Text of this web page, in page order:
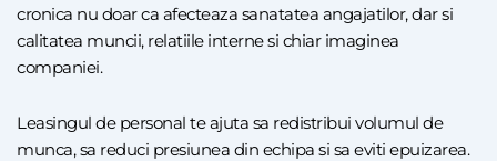
cronica nu doar ca afecteaza sanatatea angajatilor, dar si
calitatea muncii, relatiile interne si chiar imaginea
companiei.
Leasingul de personal te ajuta sa redistribui volumul de
munca, sa reduci presiunea din echipa si sa eviti epuizarea.